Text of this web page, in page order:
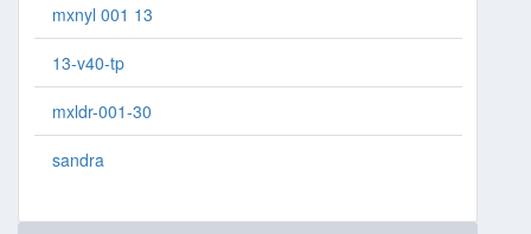
mxnyl 001 13
13-v40-tp
mxldr-001-30
sandra